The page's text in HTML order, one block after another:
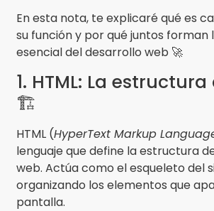
En esta nota, te explicaré qué es
su función y por qué juntos
esencial del desarrollo web 🚀
1. HTML: La
🏗️
HTML (HyperText Markup
lenguaje que define la estructura
web. Actúa como el esqueleto del
organizando los elementos que
pantalla.